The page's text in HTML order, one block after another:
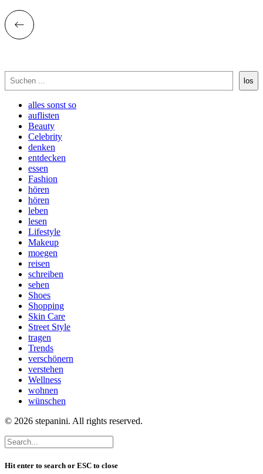
Suchen
los
alles sonst so
auflisten
Beauty
Celebrity
denken
entdecken
essen
Fashion
hören
hören
leben
lesen
Lifestyle
Makeup
moegen
reisen
schreiben
sehen
Shoes
Shopping
Skin Care
Street Style
tragen
Trends
verschönern
verstehen
Wellness
wohnen
wünschen
© 2026 stepanini. All rights reserved.
Hit enter to search or ESC to close